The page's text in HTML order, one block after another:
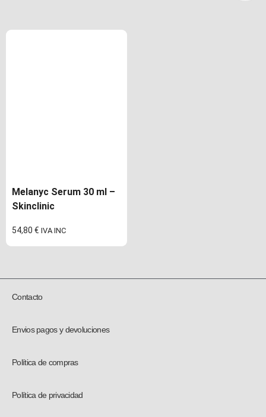
Melanyc Serum 30 ml –
Skinclinic
54,80 € IVA INC
Contacto
Envios pagos y devoluciones
Política de compras
Política de privacidad